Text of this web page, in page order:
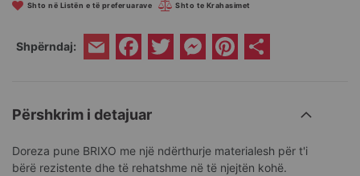
Shto në Listën e të preferuarave Shto te Krahasimet
Shpërndaj: Email Facebook
Twitter Messenger
Pinterest
Përshkrim i detajuar
Doreza pune BRIXO me një ndërthurje materialesh për t'i
bërë rezistente dhe të rehatshme në të njejtën kohë.